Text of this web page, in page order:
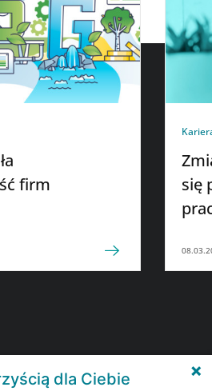
firm
się
dla Ciebie